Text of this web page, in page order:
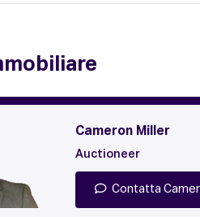
Cameron Miller
Auctioneer
Contatta